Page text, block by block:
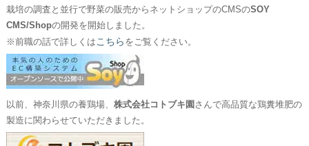
栽培の調査と並行で野菜の販売からネットショップのCMSのSOY
CMS/Shopの開発を開始しました。
※前職の話で詳しくは こちら をご覧ください。
以前、神奈川県の養鶏場、 株式会社コトブキ園 さんで高品質な鶏糞堆肥の
製造に関わらせていただきました。